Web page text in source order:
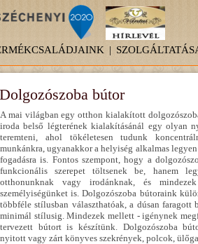
|
Dolgozószoba bútor
A mai világban egy otthon kialakított
iroda belső légterének kialakításánál egy olyan
teremteni, ahol tökéletesen tudunk
munkánkra, ugyanakkor a helyiség alkalmas
fogadásra is. Fontos szempont, hogy a
funkcionális szerepet töltsenek be, hanem
otthonunknak vagy irodánknak, és
személyiségünket is. Dolgozószoba bútoraink
többféle stílusban választhatóak, a dúsan faragott
minimál stílusig. Mindezek mellett - igénynek
tervezett bútort is készítünk. Dolgozószoba
nyitott vagy zárt könyves szekrények, polcok,